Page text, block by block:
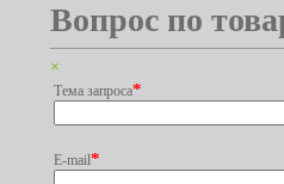
Вопрос по
×
Тема запроса*
E-mail*